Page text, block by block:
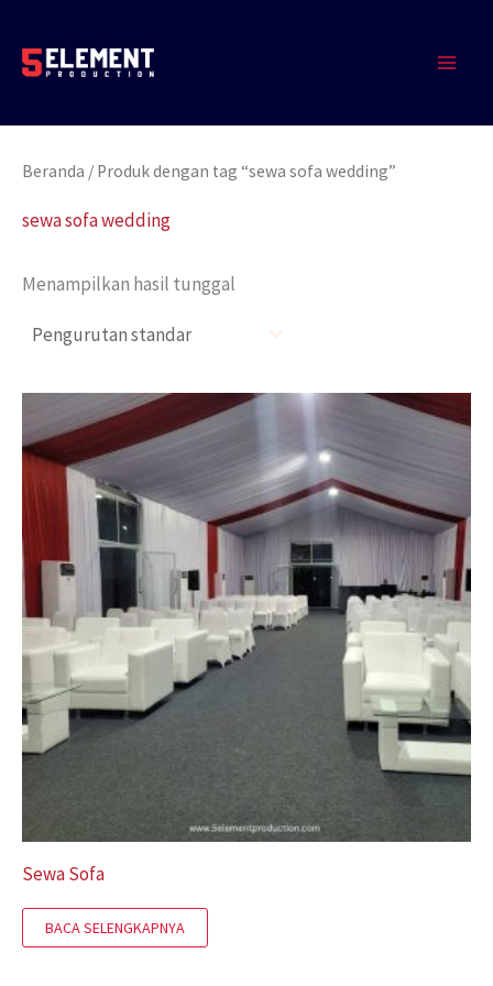
konten
Beranda / Produk dengan tag “sewa sofa wedding”
sewa sofa wedding
Menampilkan hasil tunggal
Sewa Sofa
BACA SELENGKAPNYA